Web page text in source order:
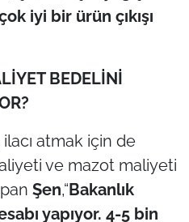
iyi bir ürün çıkışı
BEDELİNİ
atmak için de
ve mazot maliyeti
Şen,“Bakanlık
yapıyor. 4-5 bin